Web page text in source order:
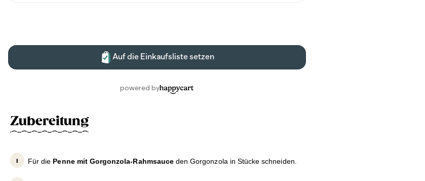
Zubereitung
Für die Penne mit Gorgonzola-Rahmsauceden Gorgonzola in Stücke schneiden.